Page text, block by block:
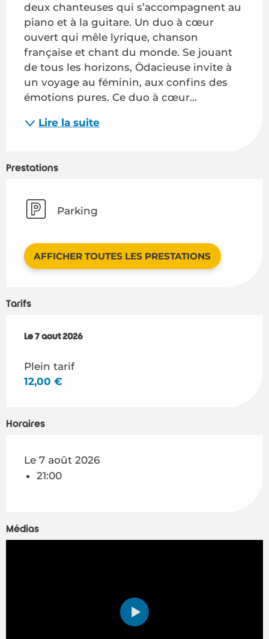
deux chanteuses qui s’accompagnent au
piano et à la guitare. Un duo à cœur
ouvert qui mêle lyrique, chanson
française et chant du monde. Se jouant
de tous les horizons, Ödacieuse invite à
un voyage au féminin, aux confins des
émotions pures. Ce duo à cœur...
Lire la suite
Prestations
Parking
AFFICHER TOUTES LES PRESTATIONS
Tarifs
Le7 août 2026
Le7 août 2026
Plein tarif
12,00 €
Horaires
Le 7 août 2026
21:00
Médias